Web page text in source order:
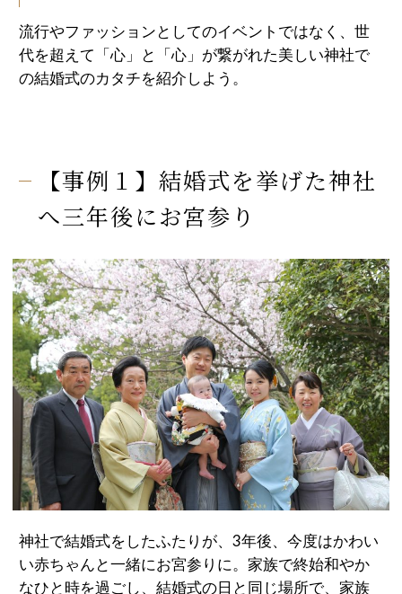
流行やファッションとしてのイベントではなく、世
代を超えて「心」と「心」が繋がれた美しい神社で
の結婚式のカタチを紹介しよう。
【事例１】結婚式を挙げた神社
へ三年後にお宮参り
神社で結婚式をしたふたりが、3年後、今度はかわい
い赤ちゃんと一緒にお宮参りに。家族で終始和やか
なひと時を過ごし、結婚式の日と同じ場所で、家族